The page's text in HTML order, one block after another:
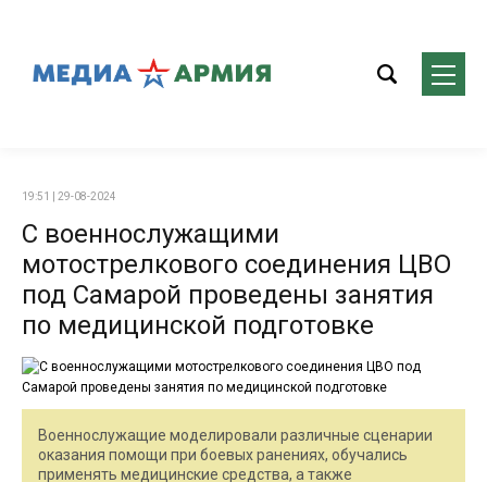
19:51 | 29-08-2024
С военнослужащими
мотострелкового соединения ЦВО
под Самарой проведены занятия
по медицинской подготовке
Военнослужащие моделировали различные сценарии
оказания помощи при боевых ранениях, обучались
применять медицинские средства, а также